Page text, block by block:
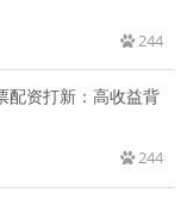
244
配资打新：高收益背
244